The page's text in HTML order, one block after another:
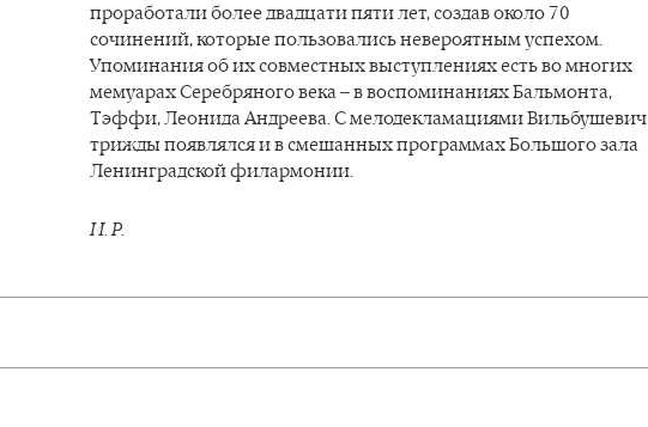
проработали более двадцати пяти лет, создав около 70
сочинений, которые пользовались невероятным успехом.
Упоминания об их совместных выступлениях есть во многих
мемуарах Серебряного века – в воспоминаниях Бальмонта,
Тэффи, Леонида Андреева. С мелодекламациями Вильбушевич
трижды появлялся и в смешанных программах Большого зала
Ленинградской филармонии.
И. Р.